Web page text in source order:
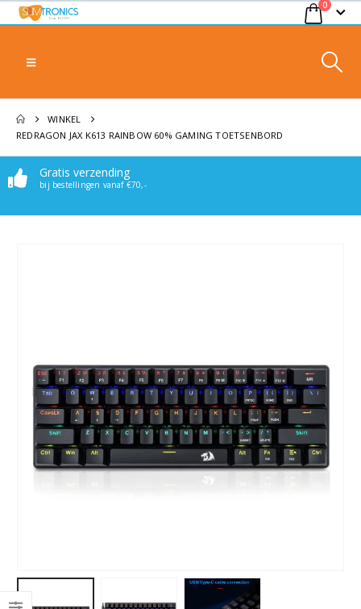
0
WINKEL
REDRAGON JAX K613 RAINBOW 60% GAMING TOETSENBORD
Gratis verzending
bij bestellingen vanaf €70,-